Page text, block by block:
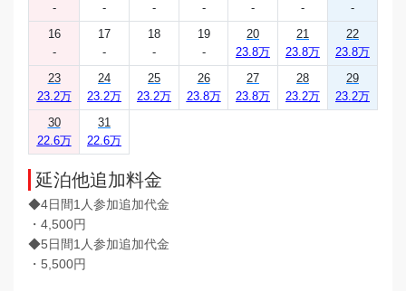
-
-
-
-
-
-
-
16
-
17
-
18
-
19
-
20
23.8万
21
23.8万
22
23.8万
23
23.2万
24
23.2万
25
23.2万
26
23.8万
27
23.8万
28
23.2万
29
23.2万
30
22.6万
31
22.6万
延泊他追加料金
◆4日間1人参加追加代金
・4,500円
◆5日間1人参加追加代金
・5,500円